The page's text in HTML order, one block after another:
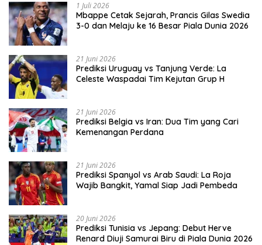
1 Juli 2026
Mbappe Cetak Sejarah, Prancis Gilas Swedia
3-0 dan Melaju ke 16 Besar Piala Dunia 2026
21 Juni 2026
Prediksi Uruguay vs Tanjung Verde: La
Celeste Waspadai Tim Kejutan Grup H
21 Juni 2026
Prediksi Belgia vs Iran: Dua Tim yang Cari
Kemenangan Perdana
21 Juni 2026
Prediksi Spanyol vs Arab Saudi: La Roja
Wajib Bangkit, Yamal Siap Jadi Pembeda
20 Juni 2026
Prediksi Tunisia vs Jepang: Debut Herve
Renard Diuji Samurai Biru di Piala Dunia 2026